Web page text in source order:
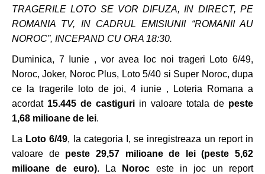
TRAGERILE LOTO SE VOR DIFUZA, IN DIRECT, PE
ROMANIA TV, IN CADRUL EMISIUNII “ROMANII AU
NOROC”, INCEPAND CU ORA 18:30.
Duminica, 7 Iunie , vor avea loc noi trageri Loto 6/49,
Noroc, Joker, Noroc Plus, Loto 5/40 si Super Noroc, dupa
ce la tragerile loto de joi, 4 iunie , Loteria Romana a
acordat15.445 de castiguri in valoare totala de peste
1,68 milioane de lei.
La Loto 6/49, la categoria I, se inregistreaza un report in
valoare de peste 29,57 milioane de lei (peste 5,62
milioane de euro). La Noroc este in joc un report